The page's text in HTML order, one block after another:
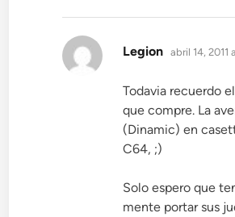
Legion dice:
abril 14, 2011
Todavia recuerdo
que compre. La
(Dinamic) en
C64, ;)
Solo espero que
mente portar sus